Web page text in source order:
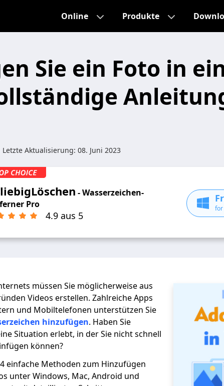
Online Produkte
Sie ein Foto in
Letzte Aktualisierung: 08. Juni 2023
- Wasserzeichen-
Pro
4.9 aus 5
for
müssen Sie möglicherweise aus
Videos erstellen. Zahlreiche Apps
und Mobiltelefonen unterstützen Sie
hinzufügen. Haben Sie
Situation erlebt, in der Sie nicht schnell
können?
einfache Methoden zum Hinzufügen
unter Windows, Mac, Android und